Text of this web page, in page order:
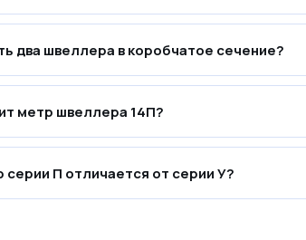
два швеллера в коробчатое сечение?
метр швеллера 14П?
П отличается от серии У?